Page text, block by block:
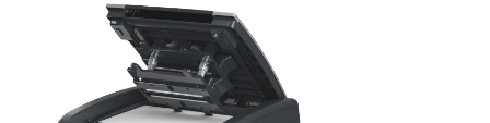
Incaltaminte de lucru si protectie
Incaltaminte de oras si munte
Echipamente medicale
Manusi de protectie